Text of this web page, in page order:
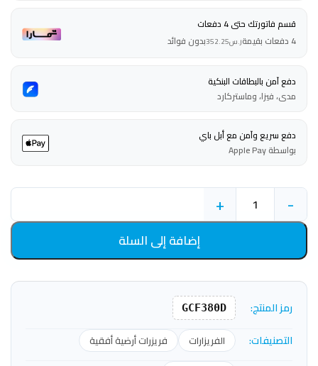
قسم فاتورتك حتى 4 دفعات
4 دفعات بقيمة
ر.س352.25بدون فوائد
دفع آمن بالبطاقات البنكية
مدى، فيزا، وماستركارد
دفع سريع وآمن مع أبل باي
بواسطة Apple Pay
-
+
إضافة إلى السلة
رمز المنتج: GCF380D
التصنيفات: الفريزارات فريزرات أرضية أفقية